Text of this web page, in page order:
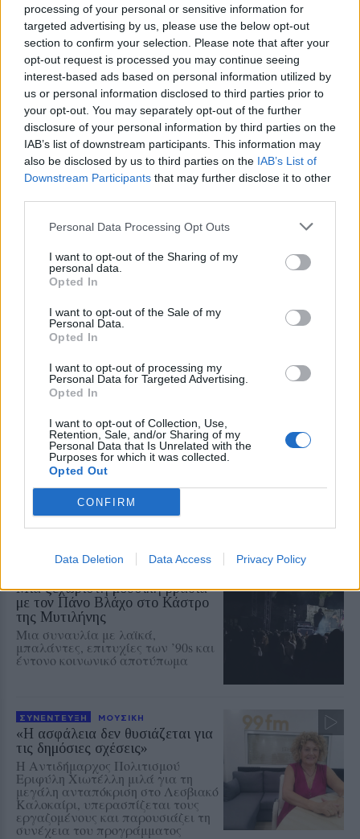
processing of your personal or sensitive information for
targeted advertising by us, please use the below opt-out
section to confirm your selection. Please note that after your
opt-out request is processed you may continue seeing
interest-based ads based on personal information utilized by
us or personal information disclosed to third parties prior to
your opt-out. You may separately opt-out of the further
disclosure of your personal information by third parties on the
IAB’s list of downstream participants. This information may
also be disclosed by us to third parties on the IAB’s List of
Downstream Participants that may further disclose it to other
Personal Data Processing Opt Outs
I want to opt-out of the Sharing of my
personal data.
Opted In
I want to opt-out of the Sale of my
Personal Data.
Opted In
I want to opt-out of processing my
Personal Data for Targeted Advertising.
Opted In
I want to opt-out of Collection, Use,
Retention, Sale, and/or Sharing of my
Personal Data that Is Unrelated with the
Purposes for which it was collected.
Opted Out
CONFIRM
Data Deletion Data Access Privacy Policy
σύνδεσης του σήμερα της
Μυτιλήνης με το χθες
Μια έκθεση διοργανωμένη από τον
Εμπορικό Σύλλογο Μυτιλήνης
ΜΟΥΣΙΚΗ
Η γιορτή της τράτας ζωντάνεψε
ξανά στη Σκάλα Πολιχνίτου
Η αναπαράσταση του παλιού
αλιευτικού εθίμου, οι
παραδοσιακοί χοροί και η μουσική
Αυγούστου
ΜΟΥΣΙΚΗ
Ο Σταμάτης Γονίδης στον
βραδιά
Ο δημοφιλής ερμηνευτής έρχεται
στη Λέσβο το Σάββατο 15
Αυγούστου για μια εμφάνιση με
τις μεγαλύτερες επιτυχίες της
πολυετούς καριέρας του
ΜΟΥΣΙΚΗ
Μεγάλες άριες και μελωδίες στο
Μουσείο Teriade
Το 3ο Μουσικό Φεστιβάλ του Δήμου
Μυτιλήνης συνεχίζεται την
Παρασκευή στο Κάστρο με το
Iberus Quartet και ελεύθερη είσοδο
Μια ξεχωριστή μουσική βραδιά
με τον Πάνο Βλάχο στο Κάστρο
της Μυτιλήνης
Μια συναυλία με λαϊκά,
μπαλάντες, επιτυχίες των ’90s και
έντονο κοινωνικό αποτύπωμα
ΣΥΝΕΝΤΕΥΞΗ ΜΟΥΣΙΚΗ
«Η ασφάλεια δεν θυσιάζεται για
τις δημόσιες σχέσεις»
Η Αντιδήμαρχος Πολιτισμού
Εριφύλη Χιωτέλλη μιλά για τη
μεγάλη ανταπόκριση στο Λεσβιακό
Καλοκαίρι, υπερασπίζεται τους
εργαζομένους και παρουσιάζει τη
συνέχεια του προγράμματος